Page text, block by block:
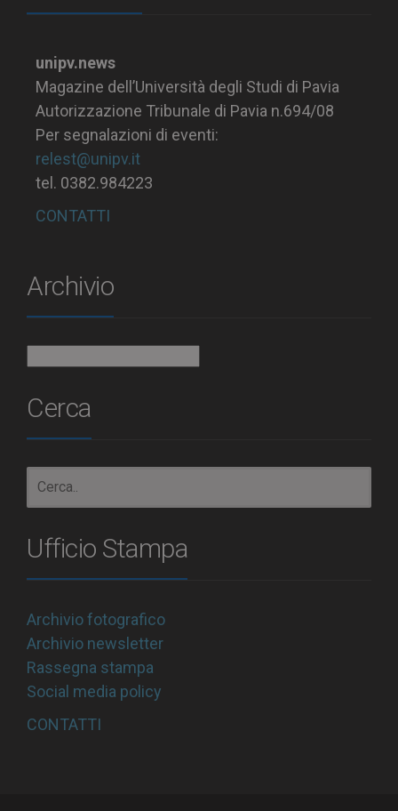
unipv.news
Magazine dell’Università degli Studi di Pavia
Autorizzazione Tribunale di Pavia n.694/08
Per segnalazioni di eventi:
relest@unipv.it
tel. 0382.984223
CONTATTI
Archivio
Cerca
Ufficio Stampa
Archivio fotografico
Archivio newsletter
Rassegna stampa
Social media policy
CONTATTI